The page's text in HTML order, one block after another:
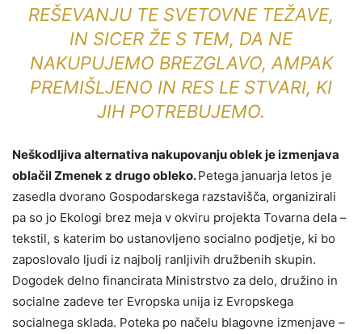
REŠEVANJU TE SVETOVNE TEŽAVE,
IN SICER ŽE S TEM, DA NE
NAKUPUJEMO BREZGLAVO, AMPAK
PREMIŠLJENO IN RES LE STVARI, KI
JIH POTREBUJEMO.
Neškodljiva alternativa nakupovanju oblek je izmenjava
oblačil Zmenek z drugo obleko.Petega januarja letos je
zasedla dvorano Gospodarskega razstavišča, organizirali
pa so jo Ekologi brez meja v okviru projekta Tovarna dela –
tekstil, s katerim bo ustanovljeno socialno podjetje, ki bo
zaposlovalo ljudi iz najbolj ranljivih družbenih skupin.
Dogodek delno financirata Ministrstvo za delo, družino in
socialne zadeve ter Evropska unija iz Evropskega
socialnega sklada. Poteka po načelu blagovne izmenjave –